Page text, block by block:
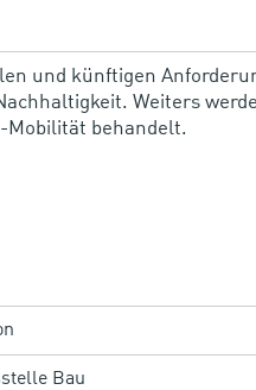
und künftigen
Weiters
Mobilität behandelt.
Bau